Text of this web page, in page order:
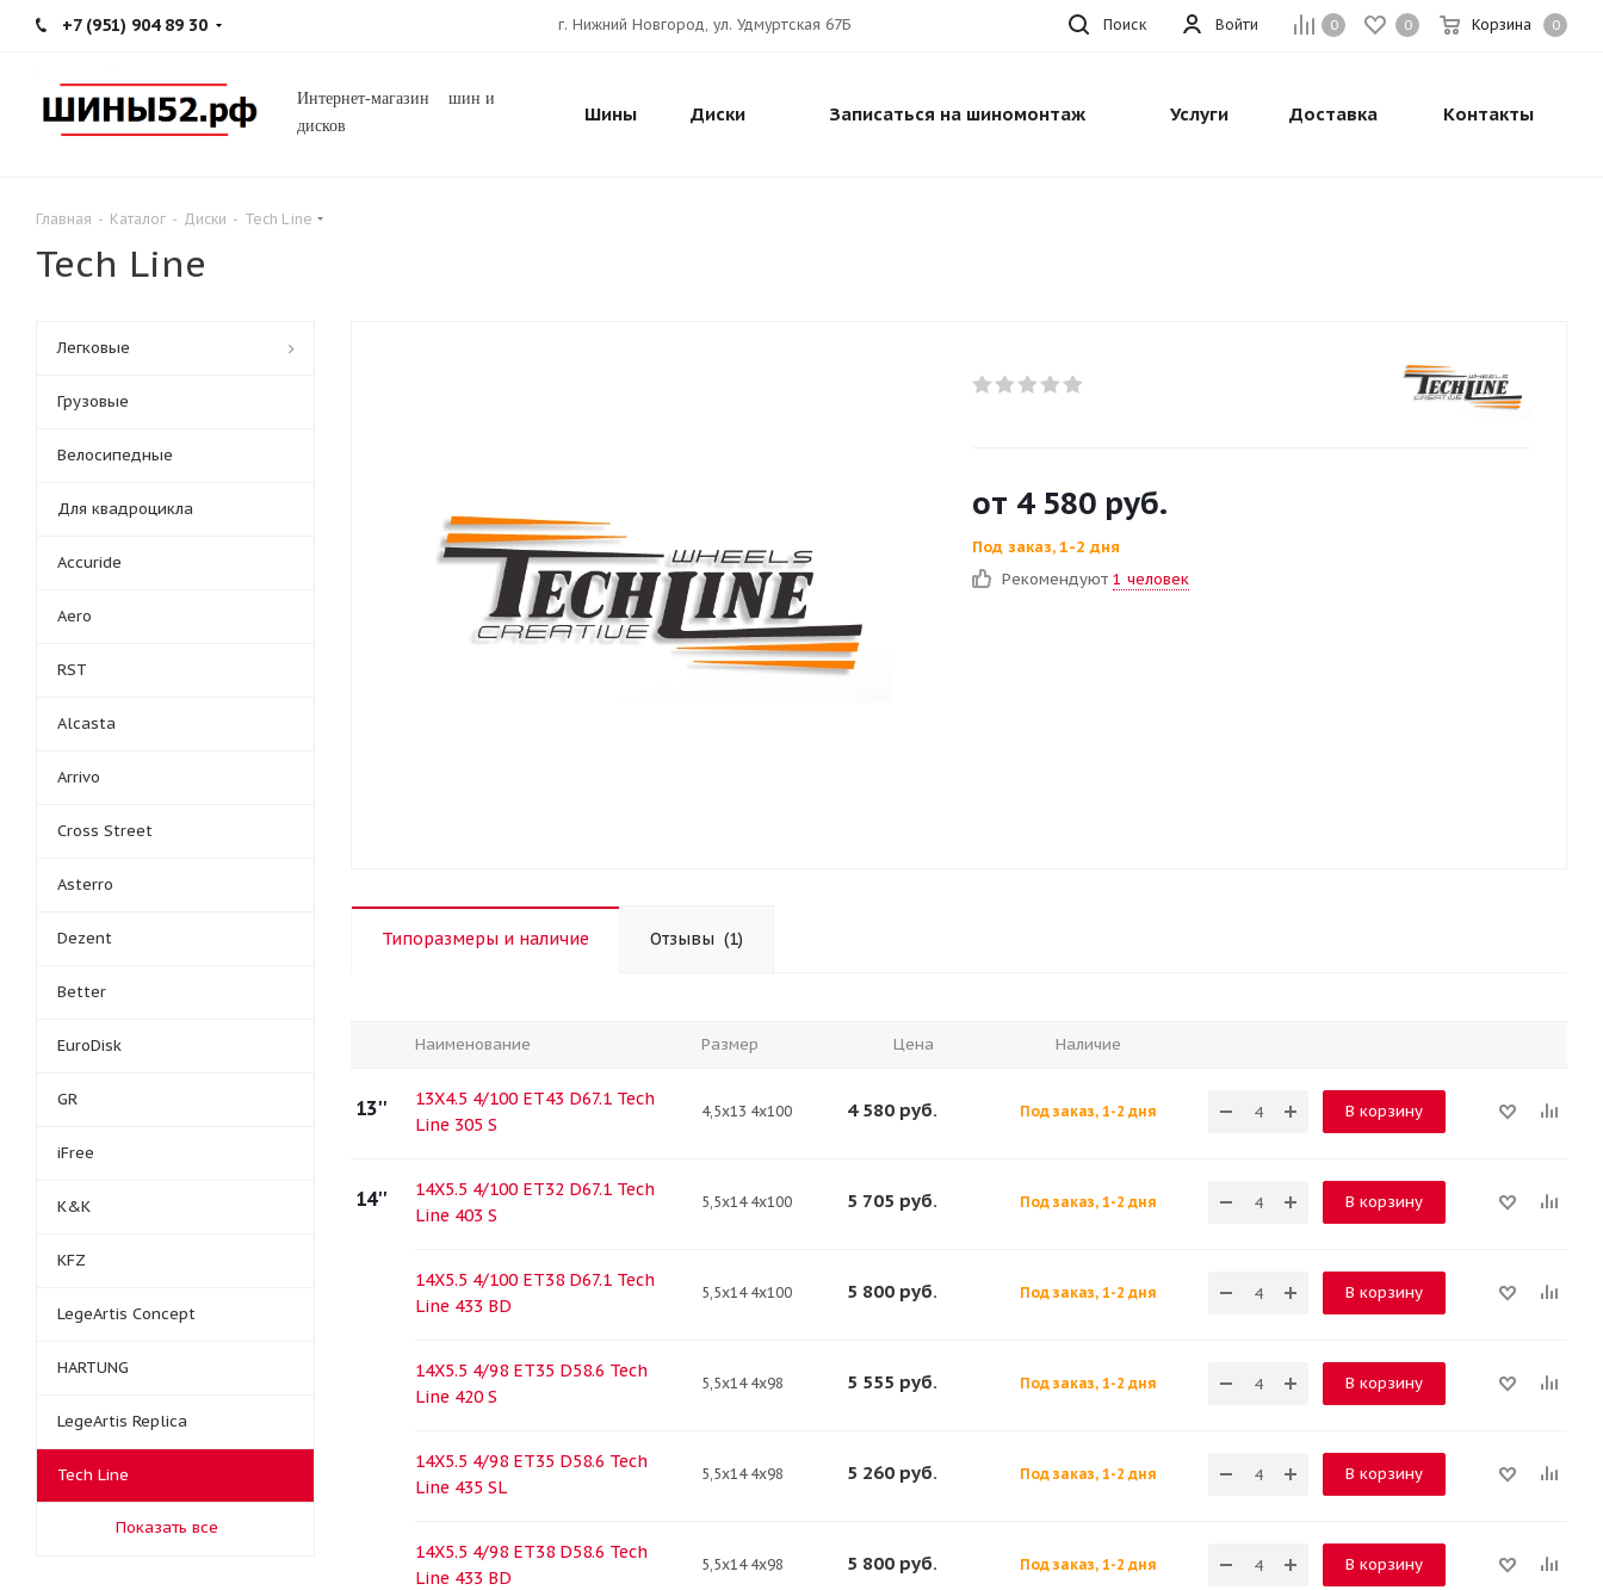
+7 (951) 904 89 30 0 0 Корзина 0
Войти
г. Нижний Новгород, ул. Удмуртская 67Б Поиск
Интернет-магазин шин и
дисков
Шины Диски Записаться на шиномонтаж Услуги Доставка Контакты
Главная - Каталог - Диски - Tech Line
Tech Line
от 4 580 руб.
Под заказ, 1-2 дня
Рекомендуют 1 человек
Типоразмеры и наличие Отзывы (1)
Наименование Размер Цена Наличие
13''
13X4.5 4/100 ET43 D67.1 Tech
Line 305 S
4,5x13 4x100 4 580 руб. Под заказ, 1-2 дня В корзину
14''
14X5.5 4/100 ET32 D67.1 Tech
Line 403 S
5,5x14 4x100 5 705 руб. Под заказ, 1-2 дня В корзину
14X5.5 4/100 ET38 D67.1 Tech
Line 433 BD
5,5x14 4x100 5 800 руб. Под заказ, 1-2 дня В корзину
14X5.5 4/98 ET35 D58.6 Tech
Line 420 S
5,5x14 4x98 5 555 руб. Под заказ, 1-2 дня В корзину
14X5.5 4/98 ET35 D58.6 Tech
Line 435 SL
5,5x14 4x98 5 260 руб. Под заказ, 1-2 дня В корзину
14X5.5 4/98 ET38 D58.6 Tech
Line 433 BD
5,5x14 4x98 5 800 руб. Под заказ, 1-2 дня В корзину
Легковые
Грузовые
Велосипедные
Для квадроцикла
Accuride
Aero
RST
Alcasta
Arrivo
Cross Street
Asterro
Dezent
Better
EuroDisk
GR
iFree
K&K
KFZ
LegeArtis Concept
HARTUNG
LegeArtis Replica
Tech Line
Показать все